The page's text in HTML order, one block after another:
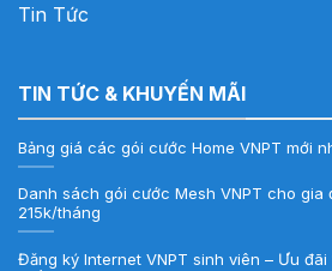
Tin Tức
TIN TỨC & KHUYẾN MÃI
Bảng giá các gói cước Home VNPT mới
Danh sách gói cước Mesh VNPT cho gia
215k/tháng
Đăng ký Internet VNPT sinh viên – Ưu đãi